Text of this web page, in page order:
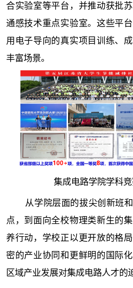
合实验室等平台，并推动获批
通感技术重点实验室。这些平
用电子导向的真实项目训练、
丰富场景。
集成电路学院学科
从学院层面的拔尖创新班
点，到面向全校物理类新生的
养行动，学校正以更开放的格
密的产业协同和更鲜明的国际
区域产业发展对集成电路人才的